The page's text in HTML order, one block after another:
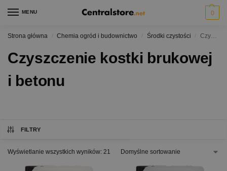
MENU 0
Strona główna / Chemia ogród i budownictwo Środki czystości Czyszczenie kostki brukowej i betonu
Czyszczenie kostki brukowej
i betonu
FILTRY
Wyświetlanie wszystkich wyników: 21